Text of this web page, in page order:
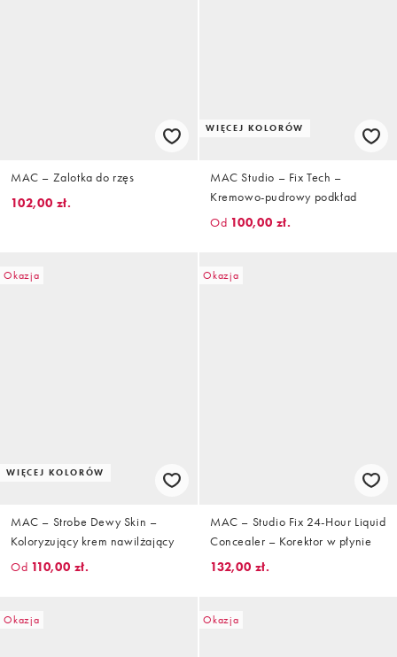
MAC – Zalotka do rzęs
102,00 zł.
WIĘCEJ KOLORÓW
MAC Studio – Fix Tech –
Kremowo-pudrowy podkład
Od 100,00 zł.
Okazja
WIĘCEJ KOLORÓW
MAC – Strobe Dewy Skin –
Koloryzujący krem nawilżający
Od 110,00 zł.
Okazja
MAC – Studio Fix 24-Hour Liquid
Concealer – Korektor w płynie
132,00 zł.
Okazja Okazja